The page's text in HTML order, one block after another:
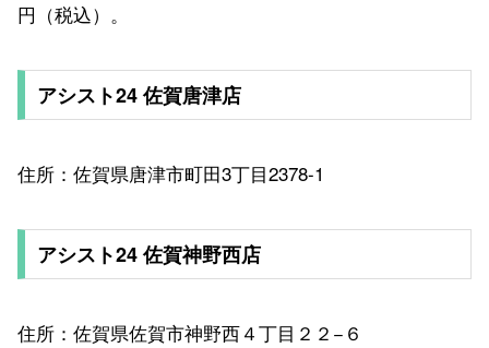
円（税込）。
アシスト24 佐賀唐津店
住所：佐賀県唐津市町田3丁目2378-1
アシスト24 佐賀神野西店
住所：佐賀県佐賀市神野西４丁目２２−６